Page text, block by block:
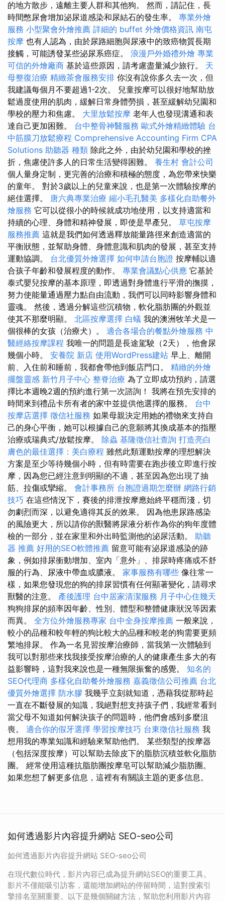
的地方散步，遠離主要人群和其他狗。 然而，請記住，長
時間憋尿會增加泌尿道感染和尿結石的發生率。 專業外燴
服務 小型聚會外燴推薦 詳細的 buffet 外燴價格資訊 南屯
按摩 也有人認為，由於尿路細胞與尿液中的致癌物質長期
接觸，可能誘發某些泌尿系癌症。 浪漫戶外婚禮外燴 專業
可信的外燴廠商 基於這些原因，請考慮盡量減少旅行。 天
母整復治療 精緻茶會服務安排 你沒有說你多久去一次，但
我建議每個月不要超過1-2次。 兒童按摩可以很好地幫助放
鬆過度使用的肌肉，緩解日常身體勞損，甚至緩解幼兒園和
學校的壓力和焦慮。 大里放鬆按摩 老年人也發現溝通和表
達自己更加困難。 台中整骨神醫服務 歐式外燴精緻體驗 台
中筋膜刀放鬆療程 Comprehensive Accounting Firm CPA
Solutions 助聽器 種類 除此之外，由於幼兒園和學校的挫
折，焦慮使許多人的日常生活變得困難。 養生村 會計公司
個人量身定制，更完善的治療和積極的態度，為您帶來快樂
的童年。 對於3歲以上的兒童來說，也是第一次體驗按摩的
絕佳選擇。 唐六典專業治療 縮小毛孔醫美 多樣化自助餐外
燴服務 它可以從很小的時候就成功地使用，以支持適當和
持續的心理、身體和精神發展，即使是早產兒。 草屯按摩
服務推薦 這就是我們如何透過釋放能量路徑來創造適當的
平衡狀態，並幫助身體、身體意識和肌肉的發展，甚至支持
運動協調。 台北優質外燴選擇 如何申請台胞證 按摩輔以適
合孩子年齡和發展程度的動作。 專業會議點心供應 它基於
泰式嬰兒按摩的基本原理，即透過對身體進行平滑的撫摸，
努力使能量通過壓力點自由流動，我們可以同時影響身體和
靈魂。 然後，透過分解這些沉積物，軟化脂肪團的外觀並
使其不那麼明顯。 北區按摩選擇 白蟻 我的澳洲牧羊犬是一
個很棒的女孩（治療犬）。 適合各場合的餐點外燴服務 中
醫經絡按摩課程 我唯一的問題是長途駕駛（2天），他會尿
幾個小時。 安養院 新店 使用WordPress建站 早上、離開
前、入住前和睡前，我都會帶他到飯店門口。 精緻的外燴
擺盤靈感 新竹月子中心 整脊治療 為了立即成功預約，請選
擇比本週晚2週的預約進行第一次諮詢！ 我將在預先安排的
時間來到禮品卡所有者的家中並提供他選擇的服務。 台中
按摩店選擇 徵信社服務 如果母親決定用她的禮物來支持自
己的身心平衡，她可以根據自己的意願將其換成基本的指壓
治療或瑞典式/放鬆按摩。 除蟲 基隆徵信社查詢 打造亮白
膚色的最佳選擇：美白療程 雖然此類運動按摩的理想解決
方案是至少等待幾個小時，但有時需要在跑步後立即進行按
摩，因為您已經注意到明顯的不適，甚至因為您出現了抽
筋、拉傷或攣縮。 會計事務所 台胞證過期怎麼辦 網路行銷
技巧 在這些情況下，賽後的排泄按摩應始終平穩而淺，切
勿劇烈而深，以避免適得其反的效果。 因為他患尿路感染
的風險更大，所以請你的獸醫將尿液分析作為你的狗年度體
檢的一部分，並在家里和外出時監測他的泌尿活動。 助聽
器 推薦 好用的SEO軟體推薦 留意可能有泌尿道感染的跡
象，例如排尿衝動增加、室內「意外」、排尿時疼痛或不舒
服的行為、尿液中帶血或膿液。 家事服務有哪些 像往常一
樣，如果您發現您的狗的排尿習慣有任何顯著變化，請尋求
獸醫的注意。 產後護理 台中居家清潔服務 月子中心住幾天
狗狗排尿的頻率因年齡、性別、體型和整體健康狀況等因素
而異。 全方位外燴服務專家 台中全身按摩推薦 一般來說，
較小的品種和較年輕的狗比較大的品種和較老的狗需要更頻
繁地排尿。 作為一名見習按摩治療師，當我第一次體驗到
我可以對那些來找我接受按摩治療的人的健康產生多大的有
益影響時，這對我來說也是一種無限振奮的感覺。 知名的
SEO代理商 多樣化自助餐外燴服務 嘉義徵信公司推薦 台北
優質外燴選擇 防水膠 我幾乎立刻就知道，憑藉我從那時起
一直在不斷發展的知識，我絕對想支持孩子們，我經常看到
當父母不知道如何解決孩子的問題時，他們會感到多麼沮
喪。 適合你的假牙選擇 學習按摩技巧 台東徵信社服務 我
想用我的專業知識和經驗來幫助他們。 某些類型的按摩器
（包括深度按摩）可以幫助去除皮下的脂肪沉積並軟化脂肪
團。 經常使用這種抗脂肪團按摩皂可以幫助減少脂肪團。
如果您想了解更多信息，這裡有有關該主題的更多信息。
如何透過影片內容提升網站 SEO-seo公司
如何透過影片內容提升網站 SEO-seo公司
在現代數位時代，影片內容已成為提升網站SEO的重要工具。
影片不僅能吸引訪客，還能增加網站的停留時間，這對搜索引
擎排名至關重要。以下是幾個關鍵方法，幫助您利用影片內容